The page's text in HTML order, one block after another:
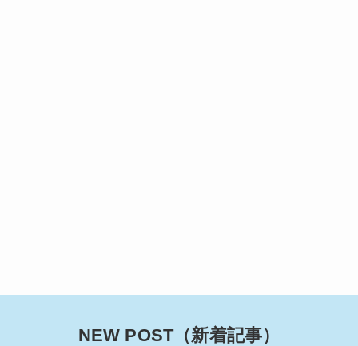
NEW POST（新着記事）